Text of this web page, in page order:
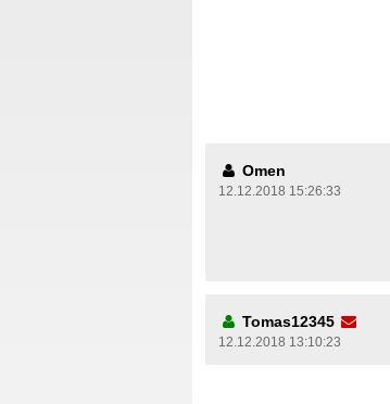
Omen
12.12.2018 15:26:33
Tomas12345
12.12.2018 13:10:23